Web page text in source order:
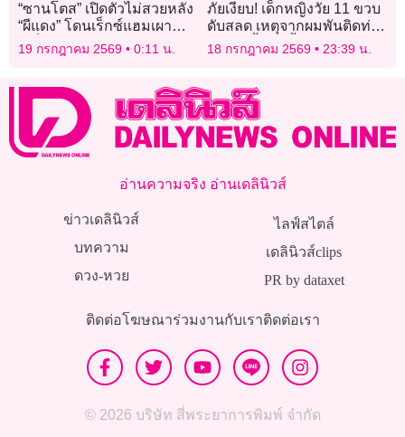
“ซานโตส” เปิดตัวไม่สวยหลัง
“ผีแดง” โดนเร็กซ์แฮมเผา
เครื่อง
19 กรกฎาคม 2569 0:11 น.
ภัยเงียบ! เด็กหญิงวัย 11 ขวบ
ดับสลด เหตุจากผมพันติดท่อ
ระบายน้ำจนขึ้นจากก้นสระ
18 กรกฎาคม 2569 23:39 น.
อ่านความจริง อ่านเดลินิวส์
ข่าวเดลินิวส์
บทความ
ดวง-หวย
ไลฟ์สไตล์
เดลินิวส์clips
PR by dataxet
ติดต่อโฆษณาร่วมงานกับเราติดต่อเรา
© 2026 บริษัท สี่พระยาการพิมพ์ จำกัด